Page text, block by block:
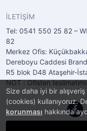
Size daha iyi bir
(cookies) kullanıyoruz.
korunması hakkında
İLETİŞİM
Tel: 0541 550 25 82 –
82
Merkez Ofis:
Dereboyu Caddesi
R5 blok D48 Ataşehir-
NOT : Ofisten